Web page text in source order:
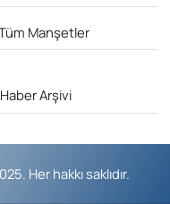
Manşetler
Haber Arşivi
Her hakkı saklıdır.